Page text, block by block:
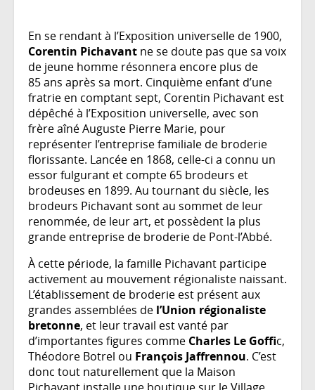
En se rendant à l’Exposition universelle de 1900,
Corentin Pichavant ne se doute pas que sa voix
de jeune homme résonnera encore plus de
85 ans après sa mort. Cinquième enfant d’une
fratrie en comptant sept, Corentin Pichavant est
dépêché à l’Exposition universelle, avec son
frère aîné Auguste Pierre Marie, pour
représenter l’entreprise familiale de broderie
florissante. Lancée en 1868, celle-ci a connu un
essor fulgurant et compte 65 brodeurs et
brodeuses en 1899. Au tournant du siècle, les
brodeurs Pichavant sont au sommet de leur
renommée, de leur art, et possèdent la plus
grande entreprise de broderie de Pont-l’Abbé.
À cette période, la famille Pichavant participe
activement au mouvement régionaliste naissant.
L’établissement de broderie est présent aux
grandes assemblées de l’Union régionaliste
bretonne, et leur travail est vanté par
d’importantes figures comme Charles Le Goffic,
Théodore Botrel ou François Jaffrennou. C’est
donc tout naturellement que la Maison